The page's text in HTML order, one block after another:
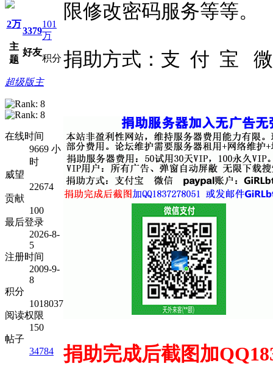
2万
主
题
3379
好友
101
万
积分
超级版主
在线时间
9669 小
时
威望
22674
贡献
100
最后登录
2026-8-
5
注册时间
2009-9-
8
积分
1018037
阅读权限
150
帖子
34784
限修改密码服务等等。
捐助方式：支 付 宝
捐助完成后截图加